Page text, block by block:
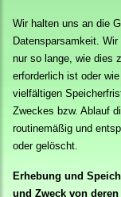
Wir halten uns an die
Datensparsamkeit.
nur so lange, wie dies
erforderlich ist oder
vielfältigen
Zweckes bzw. Ablauf
routinemäßig und
oder gelöscht.
Erhebung und
und Zweck von deren